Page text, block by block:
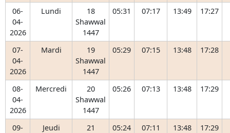
06-
04-
2026
Lundi
18
Shawwal
1447
05:31 07:17 13:49 17:27
07-
04-
2026
Mardi
19
Shawwal
1447
05:29 07:15 13:48 17:28
08-
04-
2026
Mercredi
20
Shawwal
1447
05:26 07:13 13:48 17:29
09-
Jeudi
21
05:24 07:11 13:48 17:29